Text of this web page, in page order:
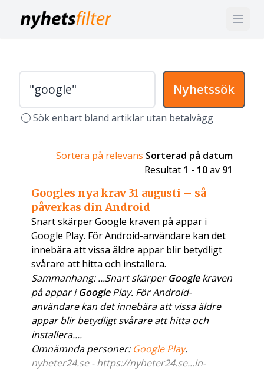
Nyhetssök
Sök enbart bland artiklar utan betalvägg
Sortera på relevans Sorterad på datum
Resultat 1 - 10av 91
Googles nya krav 31 augusti – så
påverkas din Android
Snart skärper Google kraven på appar i
Google Play. För Android-användare kan det
innebära att vissa äldre appar blir betydligt
svårare att hitta och installera.
Sammanhang: ...Snart skärperGooglekraven
på appar iGooglePlay. För Android-
användare kan det innebära att vissa äldre
appar blir betydligt svårare att hitta och
installera....
Omnämnda personer: Google Play.
nyheter24.se - https://nyheter24.se...in-